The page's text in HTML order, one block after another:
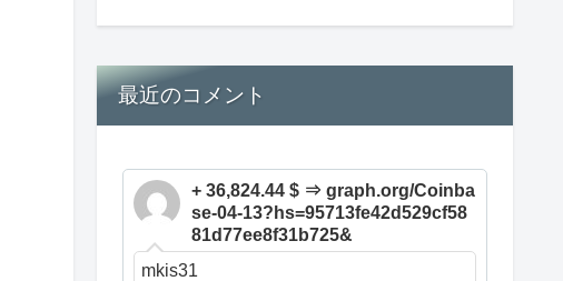
最近のコメント
+ 36,824.44 $ ⇒ graph.org/Coinba
se-04-13?hs=95713fe42d529cf58
81d77ee8f31b725&
mkis31